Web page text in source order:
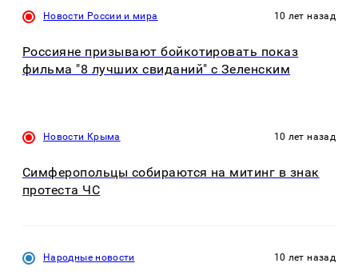
Новости России и мира 10 лет назад
Россияне призывают бойкотировать показ
фильма "8 лучших свиданий" с Зеленским
Новости Крыма 10 лет назад
Симферопольцы собираются на митинг в знак
протеста ЧС
Народные новости 10 лет назад